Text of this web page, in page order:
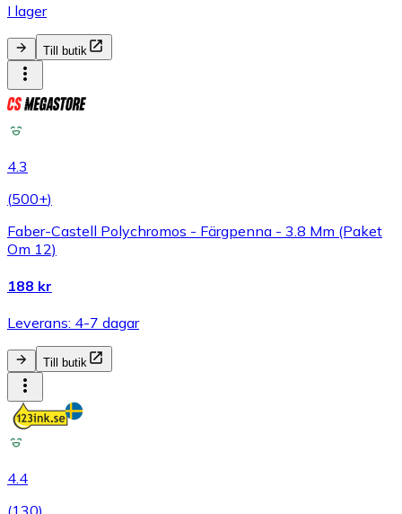
I lager
Till butik
4.3
(500+)
Faber-Castell Polychromos - Färgpenna - 3.8 Mm (Paket
Om 12)
188 kr
Leverans: 4-7 dagar
Till butik
4.4